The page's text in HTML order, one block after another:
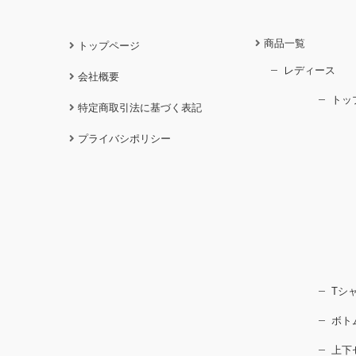
トップページ
会社概要
特定商取引法に基づく表記
プライバシポリシー
商品一覧
レディース
トッ
Tシ
ボト
上下